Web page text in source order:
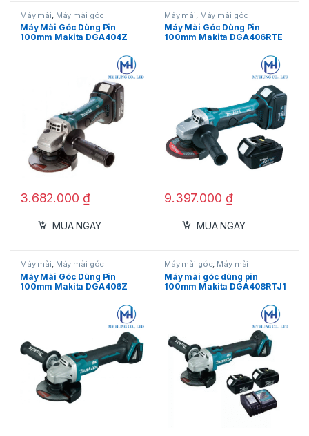
Máy mài Máy mài góc
Máy Mài Góc Dùng Pin
100mm Makita DGA404Z
3.682.000 ₫
MUA NGAY
Máy mài Máy mài góc
Máy Mài Góc Dùng Pin
100mm Makita DGA406RTE
9.397.000 ₫
MUA NGAY
Máy mài, Máy mài góc
Máy Mài Góc Dùng Pin
100mm Makita DGA406Z
Máy mài góc, Máy mài
Máy mài góc dùng pin
100mm Makita DGA408RTJ1